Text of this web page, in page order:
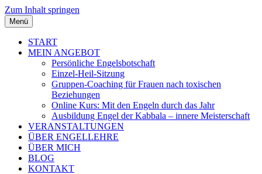
Zum Inhalt springen
Menü
START
MEIN ANGEBOT
Persönliche Engelsbotschaft
Einzel-Heil-Sitzung
Gruppen-Coaching für Frauen nach toxischen
Beziehungen
Online Kurs: Mit den Engeln durch das Jahr
Ausbildung Engel der Kabbala – innere Meisterschaft
VERANSTALTUNGEN
ÜBER ENGELLEHRE
ÜBER MICH
BLOG
KONTAKT